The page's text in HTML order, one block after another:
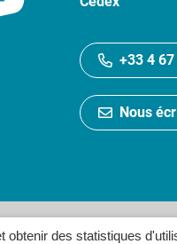
des statistiques
+33 4
Nous